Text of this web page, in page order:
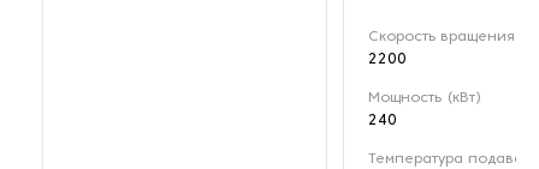
Скорость вращения
2200
Мощность (кВт)
240
Температура